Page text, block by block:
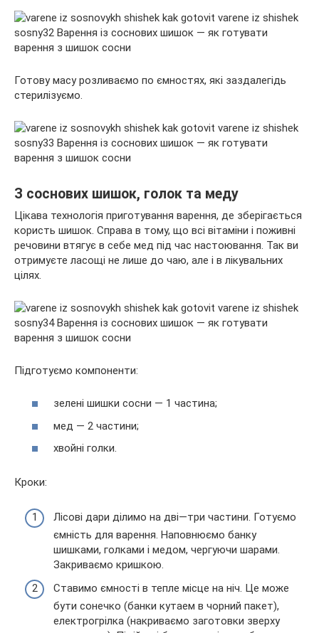
Готову масу розливаємо по ємностях, які заздалегідь
стерилізуємо.
З соснових шишок, голок та меду
Цікава технологія приготування варення, де зберігається
користь шишок. Справа в тому, що всі вітаміни і поживні
речовини втягує в себе мед під час настоювання. Так ви
отримуєте ласощі не лише до чаю, але і в лікувальних
цілях.
Підготуємо компоненти:
зелені шишки сосни — 1 частина;
мед — 2 частини;
хвойні голки.
Кроки:
Лісові дари ділимо на дві—три частини. Готуємо
ємність для варення. Наповнюємо банку
шишками, голками і медом, чергуючи шарами.
Закриваємо кришкою.
Ставимо ємності в тепле місце на ніч. Це може
бути сонечко (банки кутаем в чорний пакет),
електрогрілка (накриваємо заготовки зверху